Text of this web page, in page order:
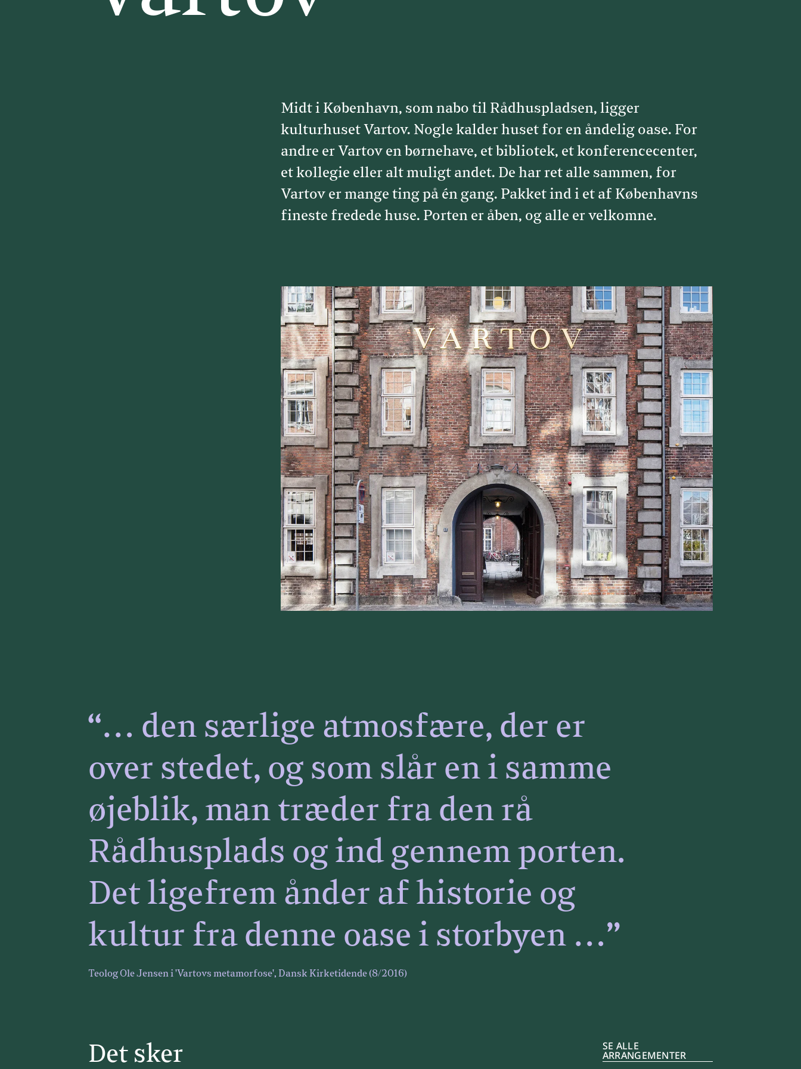
Midt i København, som nabo til Rådhuspladsen, ligger
kulturhuset Vartov. Nogle kalder huset for en åndelig oase. For
andre er Vartov en børnehave, et bibliotek, et konferencecenter,
et kollegie eller alt muligt andet. De har ret alle sammen, for
Vartov er mange ting på én gang. Pakket ind i et af Københavns
fineste fredede huse. Porten er åben, og alle er velkomne.
“… den særlige atmosfære, der er
over stedet, og som slår en i samme
øjeblik, man træder fra den rå
Rådhusplads og ind gennem porten.
Det ligefrem ånder af historie og
kultur fra denne oase i storbyen …”
Teolog Ole Jensen i 'Vartovs metamorfose', Dansk Kirketidende (8/2016)
Det sker SE ALLE
ARRANGEMENTER